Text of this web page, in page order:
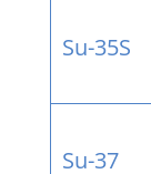
Su-35S
Su-37